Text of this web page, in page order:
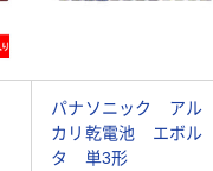
パナソニック アル
カリ乾電池 エボル
タ 単3形